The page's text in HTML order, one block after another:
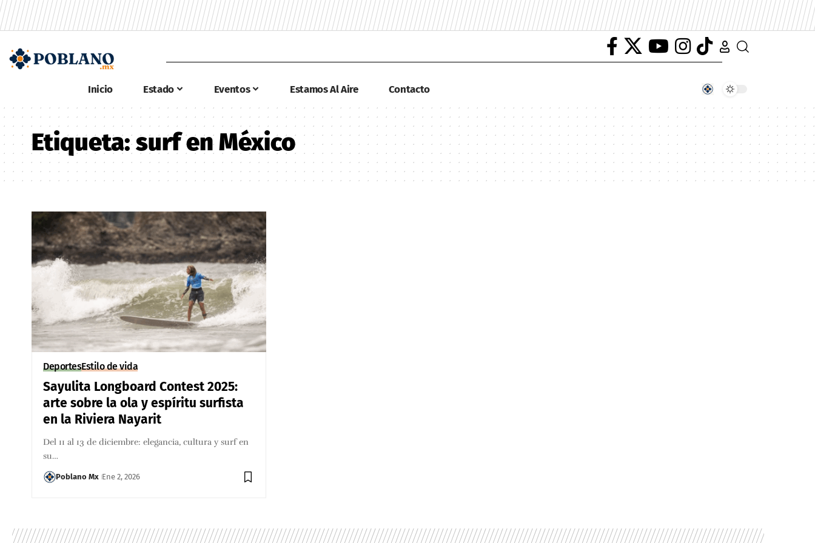
Inicio Estado Eventos Estamos Al Aire Contacto
Etiqueta:surf en México
DeportesEstilo de vida
Sayulita Longboard Contest 2025:
arte sobre la ola y espíritu surfista
en la Riviera Nayarit
Del 11 al 13 de diciembre: elegancia, cultura y surf en
su…
Poblano Mx Ene 2, 2026